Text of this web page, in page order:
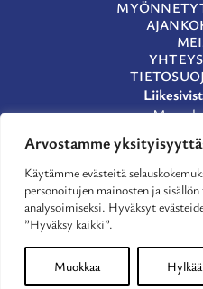
Arvostamme
Käytämme evästeitä
personoitujen mainosten ja
analysoimiseksi. Hyväksyt
”Hyväksy kaikki”.
Muokkaa Hylkää
00100
(09)